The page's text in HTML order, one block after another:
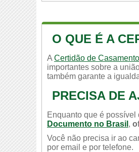
O QUE É A
A Certidão de Casamento
importantes sobre a
também garante a
PRECISA DE
Enquanto que é
Documento no Brasil ,
Você não precisa ir ao
por email e por telefone.